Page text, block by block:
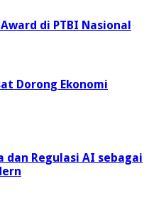
di PTBI Nasional
Dorong Ekonomi
dan Regulasi AI sebagai